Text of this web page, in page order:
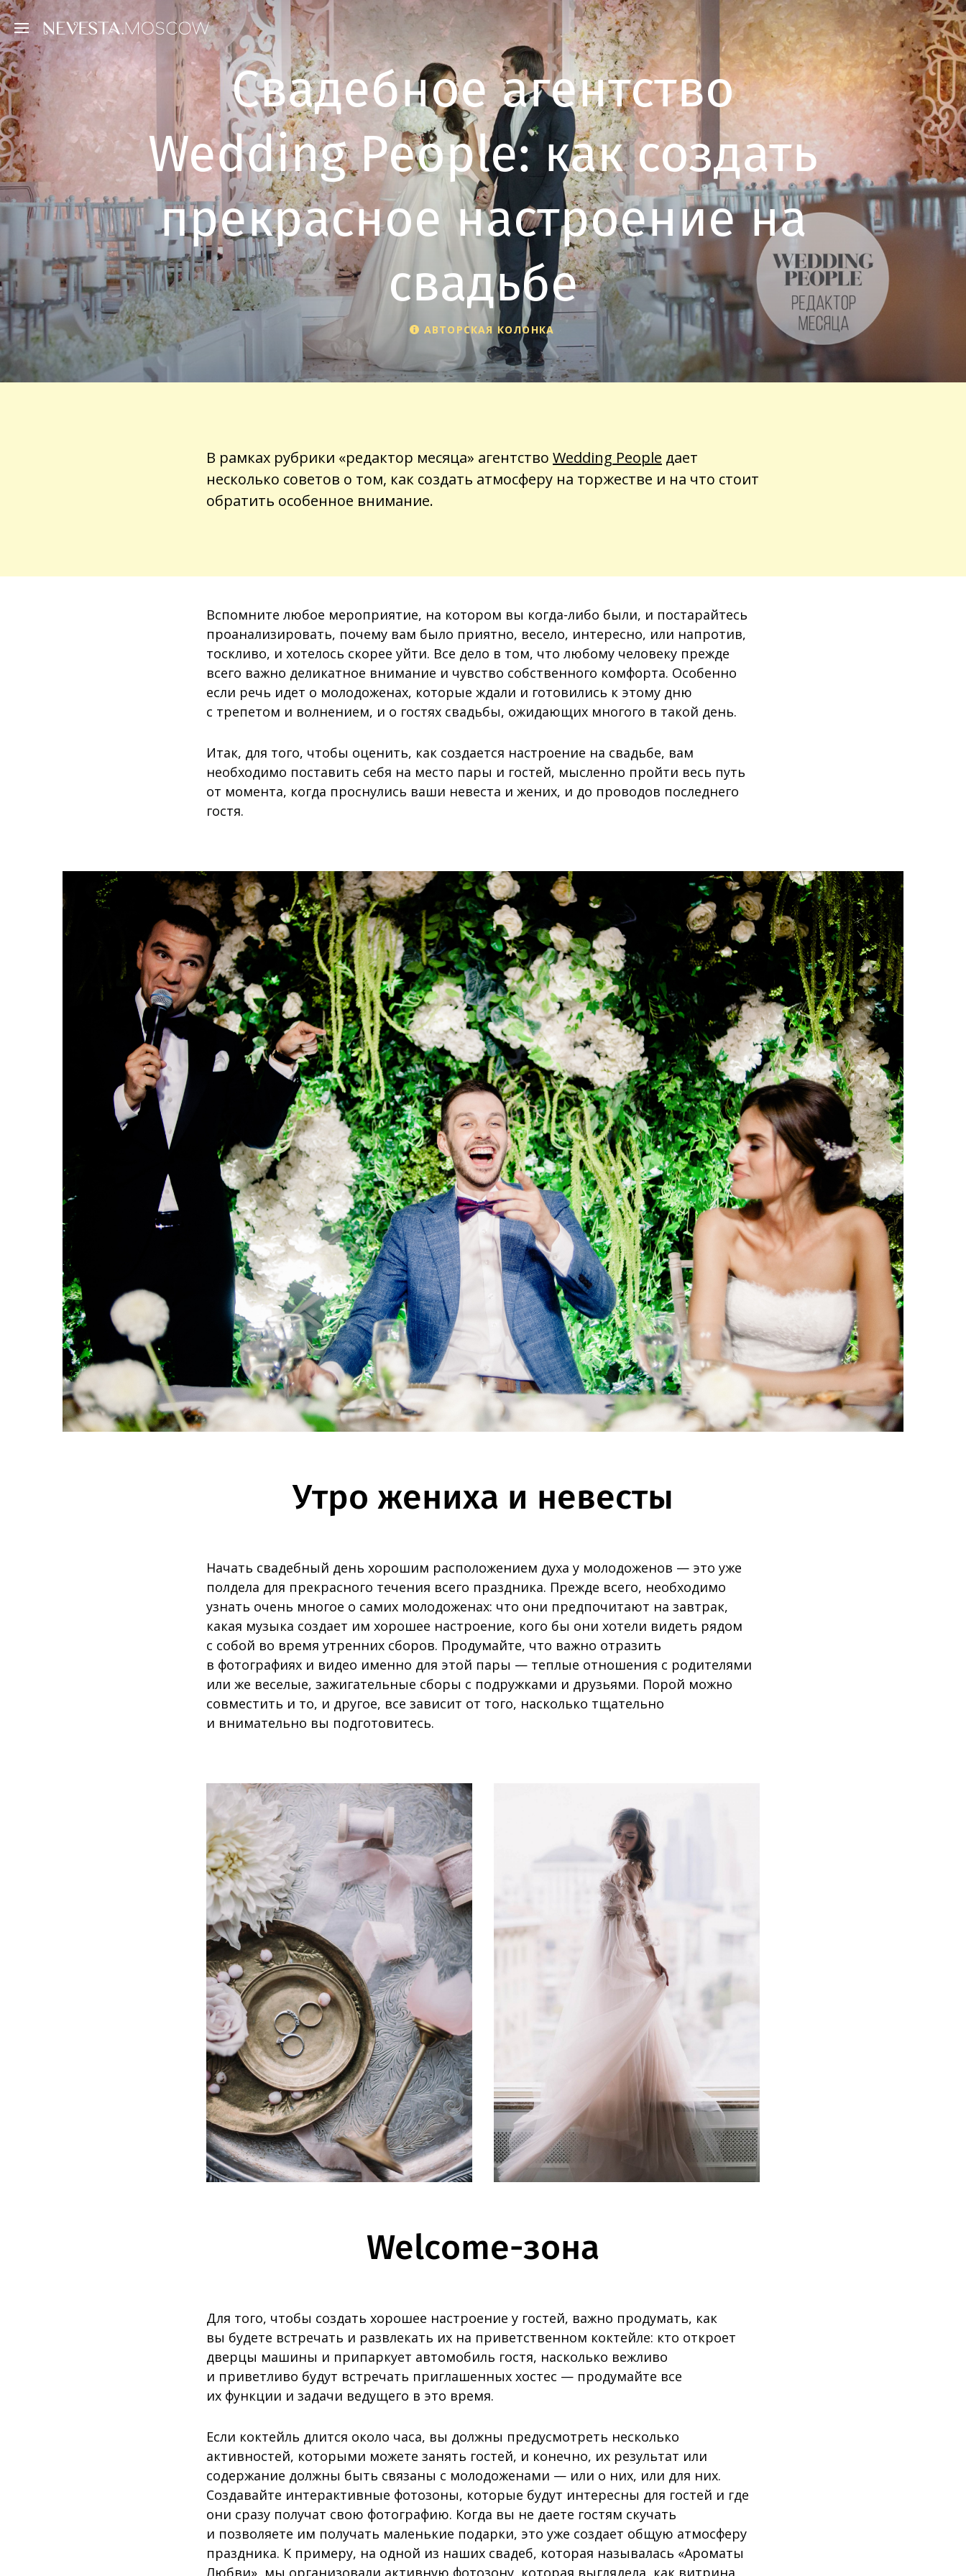
Свадебное агентство
Wedding People: как создать
прекрасное настроение на
свадьбе
АВТОРСКАЯ КОЛОНКА
В рамках рубрики «редактор месяца» агентство Wedding People дает
несколько советов о том, как создать атмосферу на торжестве и на что стоит
обратить особенное внимание.
Вспомните любое мероприятие, на котором вы когда-либо были, и постарайтесь
проанализировать, почему вам было приятно, весело, интересно, или напротив,
тоскливо, и хотелось скорее уйти. Все дело в том, что любому человеку прежде
всего важно деликатное внимание и чувство собственного комфорта. Особенно
если речь идет о молодоженах, которые ждали и готовились к этому дню
с трепетом и волнением, и о гостях свадьбы, ожидающих многого в такой день.
Итак, для того, чтобы оценить, как создается настроение на свадьбе, вам
необходимо поставить себя на место пары и гостей, мысленно пройти весь путь
от момента, когда проснулись ваши невеста и жених, и до проводов последнего
гостя.
Утро жениха и невесты
Начать свадебный день хорошим расположением духа у молодоженов — это уже
полдела для прекрасного течения всего праздника. Прежде всего, необходимо
узнать очень многое о самих молодоженах: что они предпочитают на завтрак,
какая музыка создает им хорошее настроение, кого бы они хотели видеть рядом
с собой во время утренних сборов. Продумайте, что важно отразить
в фотографиях и видео именно для этой пары — теплые отношения с родителями
или же веселые, зажигательные сборы с подружками и друзьями. Порой можно
совместить и то, и другое, все зависит от того, насколько тщательно
и внимательно вы подготовитесь.
Welcome-зона
Для того, чтобы создать хорошее настроение у гостей, важно продумать, как
вы будете встречать и развлекать их на приветственном коктейле: кто откроет
дверцы машины и припаркует автомобиль гостя, насколько вежливо
и приветливо будут встречать приглашенных хостес — продумайте все
их функции и задачи ведущего в это время.
Если коктейль длится около часа, вы должны предусмотреть несколько
активностей, которыми можете занять гостей, и конечно, их результат или
содержание должны быть связаны с молодоженами — или о них, или для них.
Создавайте интерактивные фотозоны, которые будут интересны для гостей и где
они сразу получат свою фотографию. Когда вы не даете гостям скучать
и позволяете им получать маленькие подарки, это уже создает общую атмосферу
праздника. К примеру, на одной из наших свадеб, которая называлась «Ароматы
Любви», мы организовали активную фотозону, которая выглядела, как витрина